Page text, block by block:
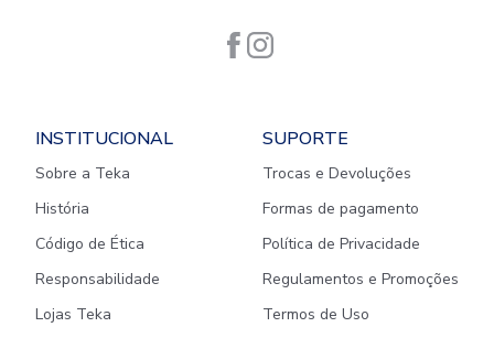
INSTITUCIONAL
Sobre a Teka
História
Código de Ética
Responsabilidade
Lojas Teka
SUPORTE
Trocas e Devoluções
Formas de pagamento
Política de Privacidade
Regulamentos e Promoções
Termos de Uso